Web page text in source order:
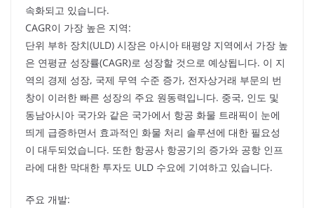
속화되고 있습니다.
CAGR이 가장 높은 지역:
단위 부하 장치(ULD) 시장은 아시아 태평양 지역에서 가장 높
은 연평균 성장률(CAGR)로 성장할 것으로 예상됩니다. 이 지
역의 경제 성장, 국제 무역 수준 증가, 전자상거래 부문의 번
창이 이러한 빠른 성장의 주요 원동력입니다. 중국, 인도 및
동남아시아 국가와 같은 국가에서 항공 화물 트래픽이 눈에
띄게 급증하면서 효과적인 화물 처리 솔루션에 대한 필요성
이 대두되었습니다. 또한 항공사 항공기의 증가와 공항 인프
라에 대한 막대한 투자도 ULD 수요에 기여하고 있습니다.
주요 개발: